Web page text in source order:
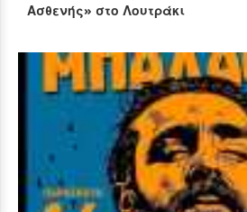
Ασθενής» στο Λουτράκι